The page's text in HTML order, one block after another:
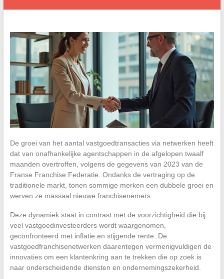
De groei van het aantal vastgoedtransacties via netwerken heeft
dat van onafhankelijke agentschappen in de afgelopen twaalf
maanden overtroffen, volgens de gegevens van 2023 van de
Franse Franchise Federatie. Ondanks de vertraging op de
traditionele markt, tonen sommige merken een dubbele groei en
werven ze massaal nieuwe franchisenemers.
Deze dynamiek staat in contrast met de voorzichtigheid die bij
veel vastgoedinvesteerders wordt waargenomen,
geconfronteerd met inflatie en stijgende rente. De
vastgoedfranchisenetwerken daarentegen vermenigvuldigen de
innovaties om een klantenkring aan te trekken die op zoek is
naar onderscheidende diensten en ondernemingszekerheid.